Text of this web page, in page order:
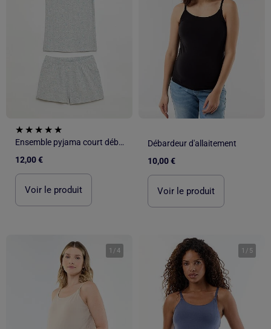
Ensemble pyjama court débardeur + short à motif - 2 pièces
12,00 €
Voir le produit
Débardeur d'allaitement
10,00 €
Voir le produit
1 /4 1 / 5